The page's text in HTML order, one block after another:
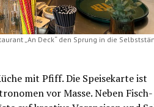
„An Deck“ den Sprung in die
mit Pfiff. Die Speisekarte ist
vor Masse. Neben